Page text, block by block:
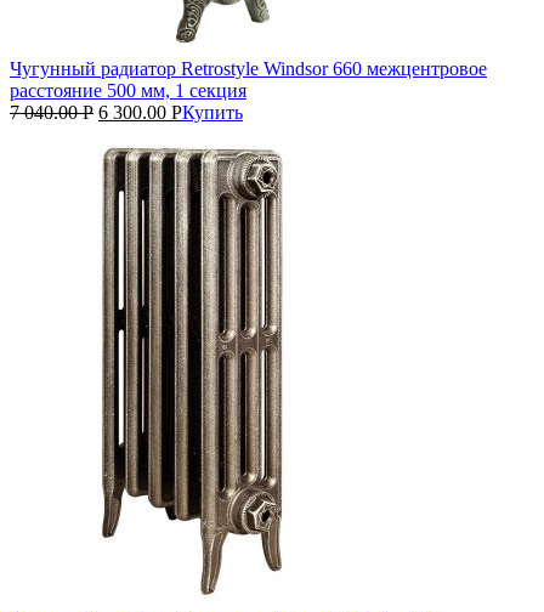
Чугунный радиатор Retrostyle Windsor 660 межцентровое
расстояние 500 мм, 1 секция
7 040.00Р 6 300.00 РКупить